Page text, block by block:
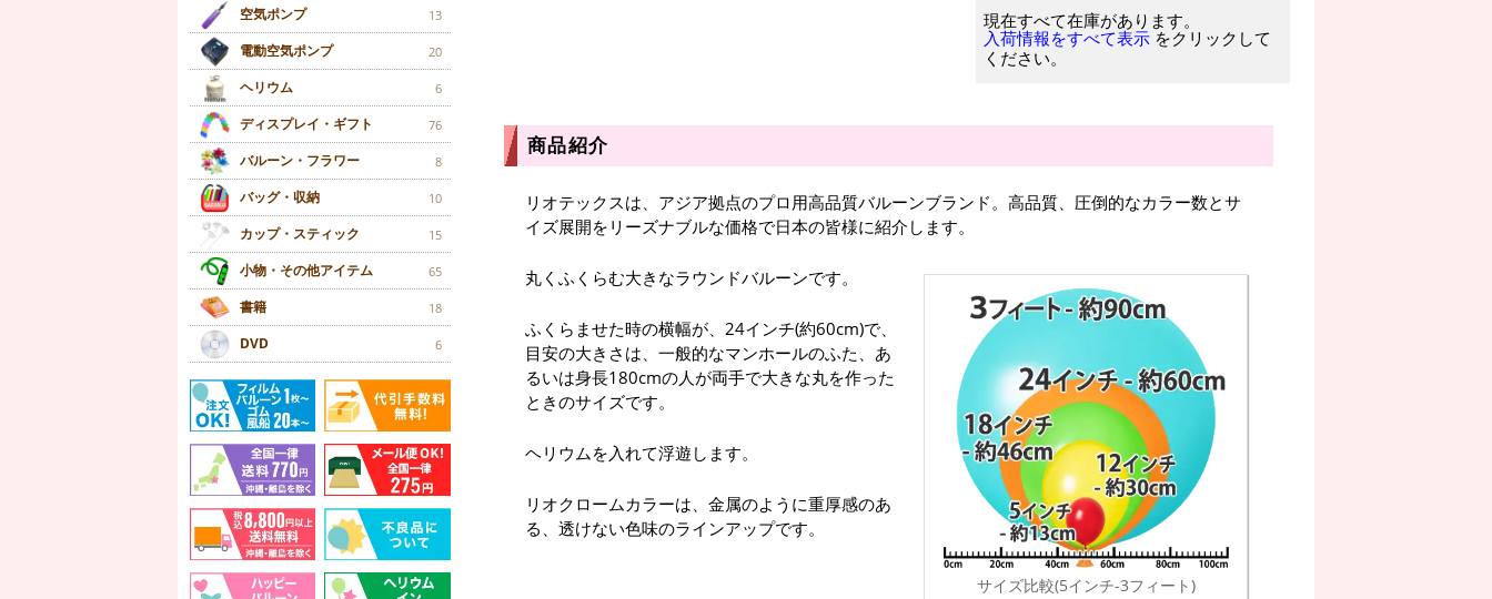
空気ポンプ 13
電動空気ポンプ 20
ヘリウム 6
ディスプレイ・ギフト 76
バルーン・フラワー 8
バッグ・収納 10
カップ・スティック 15
小物・その他アイテム 65
書籍 18
DVD 6
現在すべて在庫があります。
入荷情報をすべて表示 をクリックして
ください。
商品紹介
リオテックスは、アジア拠点のプロ用高品質バルーンブランド。高品質、圧倒的なカラー数とサ
イズ展開をリーズナブルな価格で日本の皆様に紹介します。
サイズ比較(5インチ-3フィート)
丸くふくらむ大きなラウンドバルーンです。
ふくらませた時の横幅が、24インチ(約60cm)で、
目安の大きさは、一般的なマンホールのふた、あ
るいは身長180cmの人が両手で大きな丸を作った
ときのサイズです。
ヘリウムを入れて浮遊します。
リオクロームカラーは、金属のように重厚感のあ
る、透けない色味のラインアップです。